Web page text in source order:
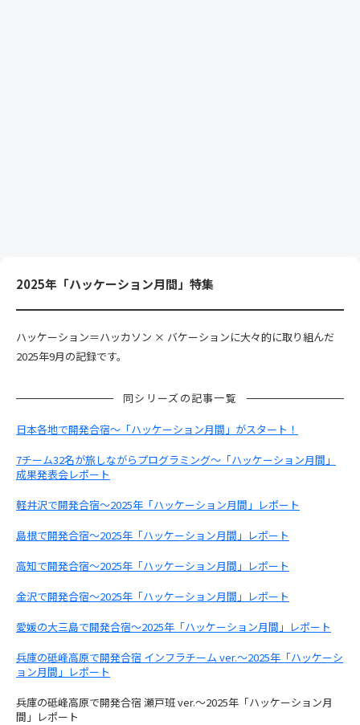
2025年「ハッケーション月間」特集
ハッケーション＝ハッカソン × バケーションに大々的に取り組んだ
2025年9月の記録です。
同シリーズの記事一覧
日本各地で開発合宿〜「ハッケーション月間」がスタート！
7チーム32名が旅しながらプログラミング〜「ハッケーション月間」
成果発表会レポート
軽井沢で開発合宿〜2025年「ハッケーション月間」レポート
島根で開発合宿〜2025年「ハッケーション月間」レポート
高知で開発合宿〜2025年「ハッケーション月間」レポート
金沢で開発合宿〜2025年「ハッケーション月間」レポート
愛媛の大三島で開発合宿〜2025年「ハッケーション月間」レポート
兵庫の砥峰高原で開発合宿 インフラチーム ver.〜2025年「ハッケーシ
ョン月間」レポート
兵庫の砥峰高原で開発合宿 瀬戸班 ver.〜2025年「ハッケーション月
間」レポート